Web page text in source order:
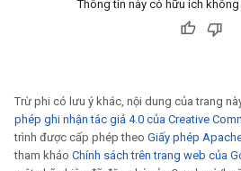
Thông tin này có hữu ích
Trừ phi có lưu ý khác, nội dung của trang
phép ghi nhận tác giả 4.0 của Creative
trình được cấp phép theo Giấy phép
tham khảo Chính sách trên trang web của